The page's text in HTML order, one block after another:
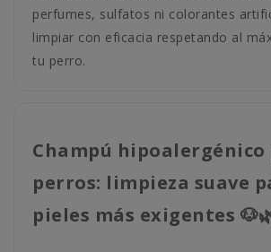
perfumes, sulfatos ni colorantes
limpiar con eficacia respetando al
tu perro.
Champú hipoalergénico
perros: limpieza suave
pieles más exigentes